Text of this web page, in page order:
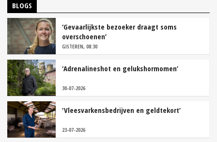
BLOGS
‘Gevaarlijkste bezoeker draagt soms
overschoenen’
GISTEREN, 08:30
‘Adrenalineshot en gelukshormomen’
30-07-2026
‘Vleesvarkensbedrijven en geldtekort’
23-07-2026